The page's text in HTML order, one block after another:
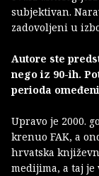
subjektivan.
zadovoljeni u
Autore ste
nego iz 90-ih.
perioda
Upravo je 2000.
krenuo FAK, a
hrvatska
medijima, a taj je